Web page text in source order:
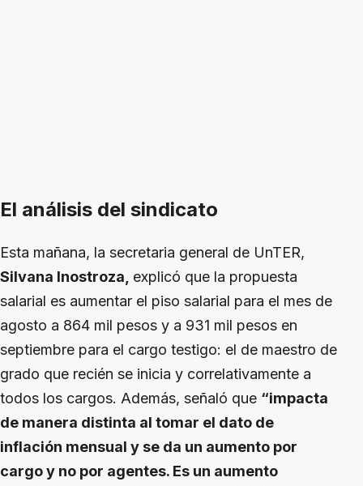
El análisis del sindicato
Esta mañana, la secretaria general de UnTER,
Silvana Inostroza, explicó que la propuesta
salarial es aumentar el piso salarial para el mes de
agosto a 864 mil pesos y a 931 mil pesos en
septiembre para el cargo testigo: el de maestro de
grado que recién se inicia y correlativamente a
todos los cargos. Además, señaló que “impacta
de manera distinta al tomar el dato de
inflación mensual y se da un aumento por
cargo y no por agentes. Es un aumento